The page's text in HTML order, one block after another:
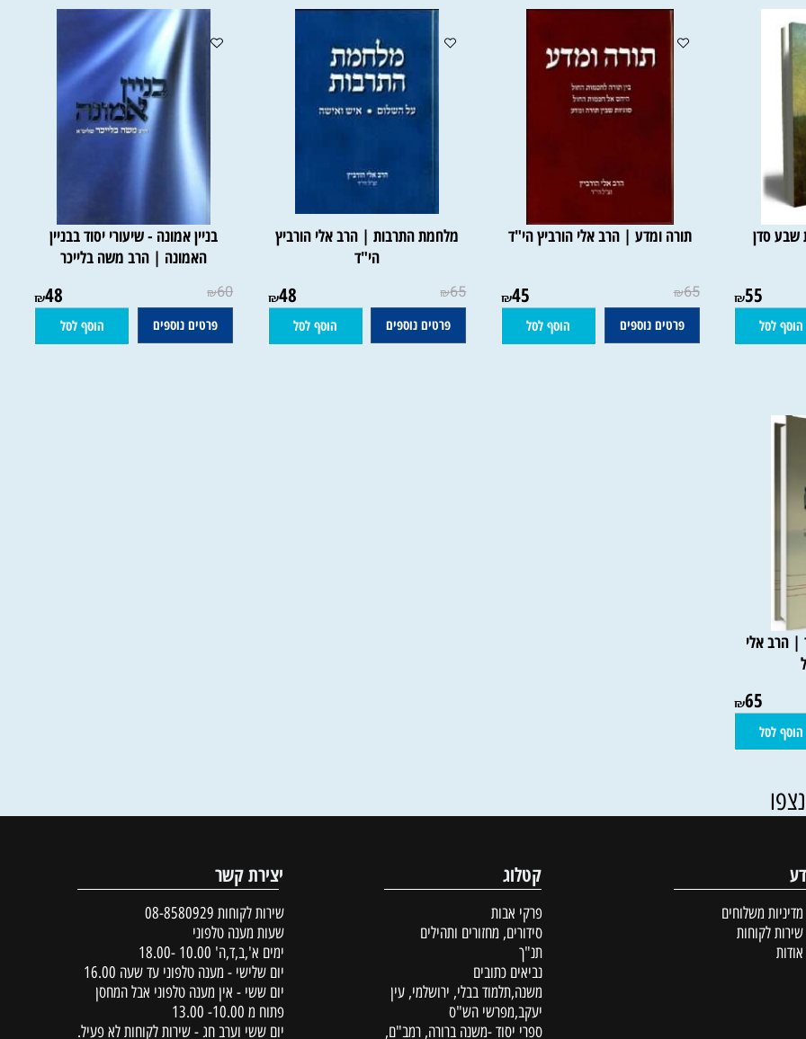
₪55
תורה ומדע | הרב אלי הורביץ הי"ד
₪45
מלחמת התרבות | הרב אלי הורביץ
הי"ד
₪
₪48
בניין אמונה - שיעורי יסוד בבניין
האמונה | הרב משה בלייכר
₪60
₪48
אלי
קטלוג
פרקי אבות
סידורים, מחזורים ותהילים
תנ"ך
יצירת קשר
שירות לקוחות08-8580929
שעות מענה טלפוני
ימים א',ב,ד,ה' 10.00 -18.00